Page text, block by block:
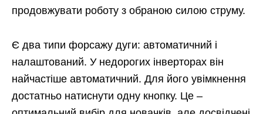
продовжувати роботу з обраною силою струму.
Є два типи форсажу дуги: автоматичний і
налаштований. У недорогих інверторах він
найчастіше автоматичний. Для його увімкнення
достатньо натиснути одну кнопку. Це –